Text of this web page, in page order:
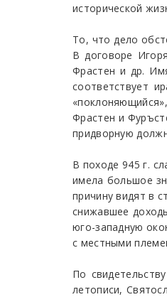
исторической
То, что дело
В договоре
Фрастен и др.
соответствует
Фрастен и
придворную
В походе 945 г.
имела большое
причину видят в
снижавшее
юго-западную
с местными
По
летописи,